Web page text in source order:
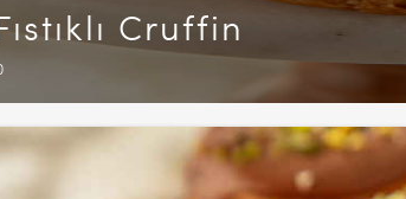
Cruffin